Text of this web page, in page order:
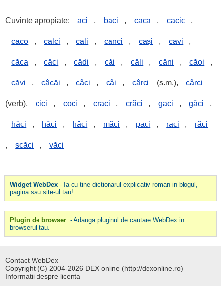
Cuvinte apropiate: aci , baci , caca , cacic ,
caco , calci , cali , canci , cași , cavi ,
căca , căci , cădi , căi , căli , căni , căoi ,
căvi , câcăi , câci , câi , cârci (s.m.), cârci
(verb), cici , coci , craci , crăci , gaci , gâci ,
hăci , hâci , hâci , măci , paci , raci , răci
, scăci , văci
Widget WebDex- Ia cu tine dictionarul explicativ roman in blogul,
pagina sau site-ul tau!
Plugin de browser - Adauga pluginul de cautare WebDex in
browserul tau.
Contact WebDex
Copyright (C) 2004-2026 DEX online (http://dexonline.ro).
Informatii despre licenta